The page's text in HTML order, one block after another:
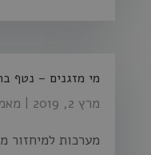
מי מזגנים – נטף
מרץ 2, 2019 |
מערכות למיחזור